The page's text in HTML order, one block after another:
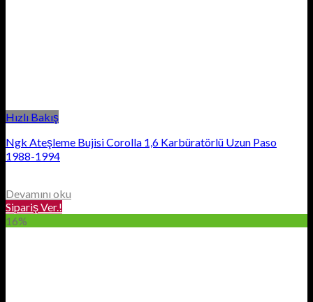
Hızlı Bakış
Ngk Ateşleme Bujisi Corolla 1,6 Karbüratörlü Uzun Paso
1988-1994
Devamını oku
Sipariş Ver.!
16%